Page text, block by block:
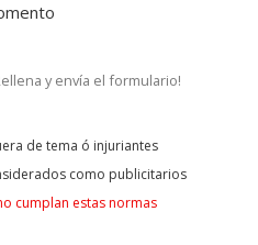
y envía el formulario!
de tema ó injuriantes
como publicitarios
cumplan estas normas